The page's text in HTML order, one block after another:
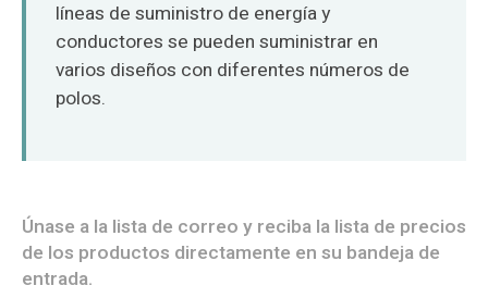
líneas de suministro de energía y
conductores se pueden suministrar en
varios diseños con diferentes números de
polos.
Únase a la lista de correo y reciba la lista de precios
de los productos directamente en su bandeja de
entrada.